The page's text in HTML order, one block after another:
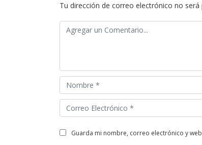
Tu dirección de correo electrónico no será
guarda mi nombre, correo electrónico y